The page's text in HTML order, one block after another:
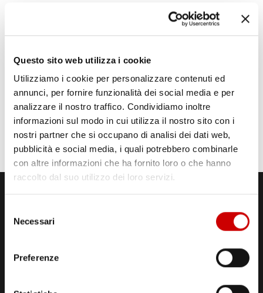
Questo sito web utilizza i cookie
Utilizziamo i cookie per personalizzare contenuti ed
annunci, per fornire funzionalità dei social media e per
analizzare il nostro traffico. Condividiamo inoltre
informazioni sul modo in cui utilizza il nostro sito con i
nostri partner che si occupano di analisi dei dati web,
pubblicità e social media, i quali potrebbero combinarle
con altre informazioni che ha fornito loro o che hanno
raccolto dal suo utilizzo dei loro servizi.
delNecessari
Preferenze
Via Comunale Tavernola, 166/b